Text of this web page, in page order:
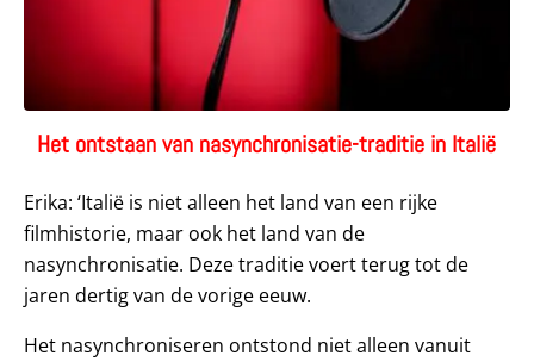
Het ontstaan van nasynchronisatie-traditie in Italië
Erika: ‘Italië is niet alleen het land van een rijke
filmhistorie, maar ook het land van de
nasynchronisatie. Deze traditie voert terug tot de
jaren dertig van de vorige eeuw.
Het nasynchroniseren ontstond niet alleen vanuit